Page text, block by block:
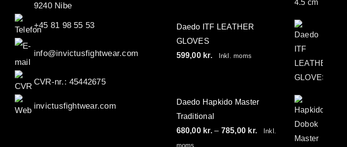
Kontakt Invictus Fightwear
9240 Nibe
+45 81 98 55 53
info@invictusfightwear.com
CVR-nr.: 45442675
invictusfightwear.com
Daedo ITF LEATHER
GLOVES
599,00 kr. Inkl. moms
Daedo Hapkido Master
Traditional
680,00 kr. – 785,00 kr. Prisinterval:
Inkl.
moms